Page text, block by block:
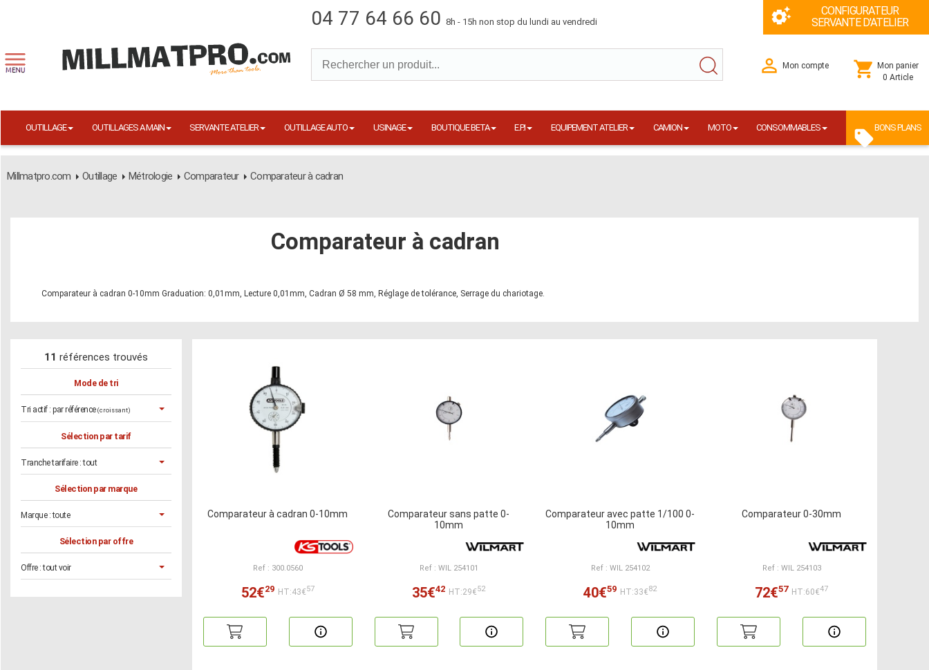
04 77 64 66 60 8h - 15h non stop du lundi au vendredi
CONFIGURATEUR
SERVANTE D'ATELIER
Mon compte
Mon panier
0 Article
OUTILLAGE OUTILLAGES A MAIN SERVANTE ATELIER OUTILLAGE AUTO USINAGE BOUTIQUE BETA E.P.I EQUIPEMENT ATELIER CAMION MOTO CONSOMMABLES BONS PLANS
Millmatpro.com Outillage Métrologie Comparateur Comparateur à cadran
Comparateur à cadran
Comparateur à cadran 0-10mm Graduation: 0,01mm, Lecture 0,01mm, Cadran Ø 58 mm, Réglage de tolérance, Serrage du chariotage.
11 références trouvés
Mode de tri
Tri actif : par référence (croissant)
Sélection par tarif
Tranche tarifaire :tout
Sélection par marque
Marque :toute
Sélection par offre
Offre :tout voir
Comparateur à cadran 0-10mm
Ref : 300.0560
52€29 HT:43€57
Comparateur sans patte 0-
10mm
Ref : WIL 254101
35€42 HT:29€52
Comparateur avec patte 1/100 0-
10mm
Ref : WIL 254102
40€59 HT:33€82
Comparateur 0-30mm
Ref : WIL 254103
72€57 HT:60€47